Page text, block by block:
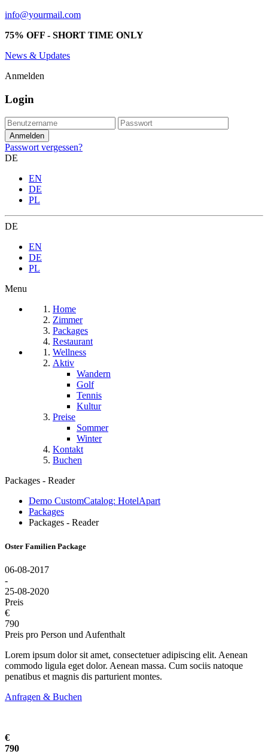
info@yourmail.com
75% OFF - SHORT TIME ONLY
News & Updates
Anmelden
Login
Passwort vergessen?
DE
EN
DE
PL
DE
EN
DE
PL
Menu
Home
Zimmer
Packages
Restaurant
Wellness
Aktiv
Wandern
Golf
Tennis
Kultur
Preise
Sommer
Winter
Kontakt
Buchen
Packages - Reader
Demo CustomCatalog: HotelApart
Packages
Packages - Reader
Oster Familien Package
06-08-2017
-
25-08-2020
Preis
€
790
Preis pro Person und Aufenthalt
Lorem ipsum dolor sit amet, consectetuer adipiscing elit. Aenean
commodo ligula eget dolor. Aenean massa. Cum sociis natoque
penatibus et magnis dis parturient montes.
Anfragen & Buchen
€
790